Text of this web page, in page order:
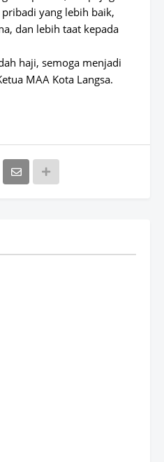
yang lebih baik,
dan lebih taat kepada
haji, semoga menjadi
MAA Kota Langsa.